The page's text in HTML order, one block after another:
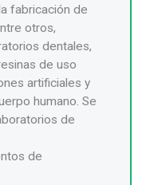
fabricación de
otros,
dentales,
de uso
artificiales y
humano. Se
de
de